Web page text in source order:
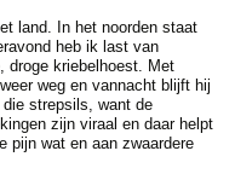
land. In het noorden staat
heb ik last van
droge kriebelhoest. Met
weg en vannacht blijft hij
strepsils, want de
zijn viraal en daar helpt
pijn wat en aan zwaardere